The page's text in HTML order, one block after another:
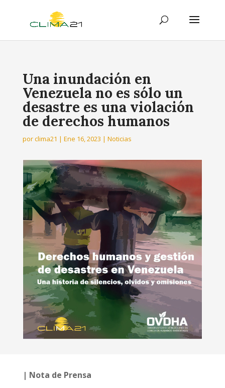
Una inundación en
Venezuela no es sólo un
desastre es una violación
de derechos humanos
porclima21 | Ene 16, 2023 | Noticias
| Nota de Prensa